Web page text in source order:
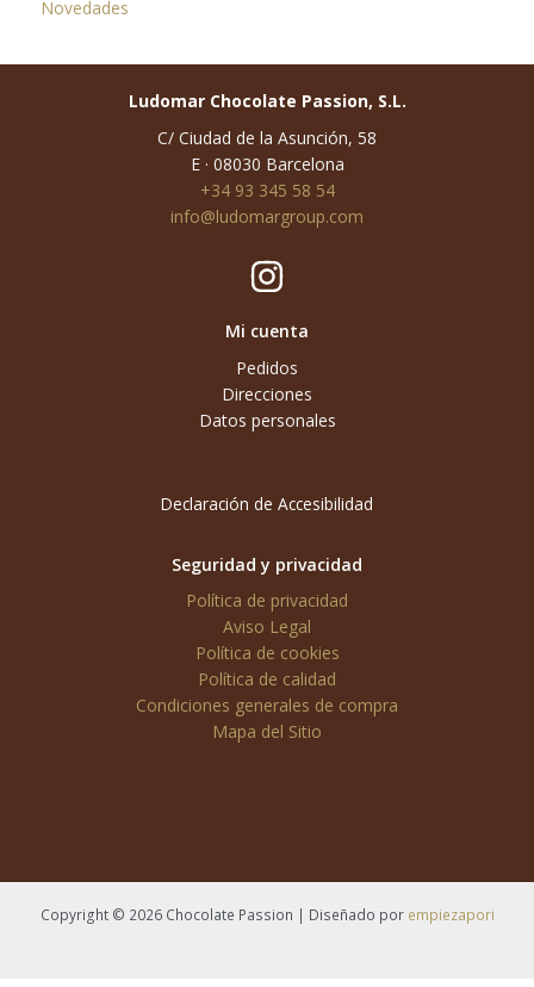
Novedades
Ludomar Chocolate Passion, S.L.
C/ Ciudad de la Asunción, 58
E · 08030 Barcelona
+34 93 345 58 54
info@ludomargroup.com
Mi cuenta
Pedidos
Direcciones
Datos personales
Declaración de Accesibilidad
Seguridad y privacidad
Política de privacidad
Aviso Legal
Política de cookies
Política de calidad
Condiciones generales de compra
Mapa del Sitio
Copyright © 2026 Chocolate Passion | Diseñado por empiezapori